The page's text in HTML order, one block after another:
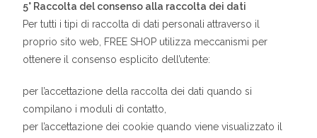
5° Raccolta del consenso alla raccolta dei dati
Per tutti i tipi di raccolta di dati personali attraverso il
proprio sito web, FREE SHOP utilizza meccanismi per
ottenere il consenso esplicito dell’utente:
per l’accettazione della raccolta dei dati quando si
compilano i moduli di contatto,
per l’accettazione dei cookie quando viene visualizzato il